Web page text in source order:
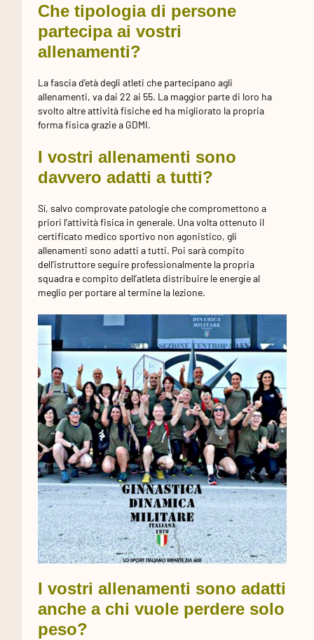
Che tipologia di persone
partecipa ai vostri
allenamenti?
La fascia d’età degli atleti che partecipano agli
allenamenti, va dai 22 ai 55. La maggior parte di loro ha
svolto altre attività fisiche ed ha migliorato la propria
forma fisica grazie a GDMI.
I vostri allenamenti sono
davvero adatti a tutti?
Sí, salvo comprovate patologie che compromettono a
priori l’attività fisica in generale. Una volta ottenuto il
certificato medico sportivo non agonistico, gli
allenamenti sono adatti a tutti. Poi sarà compito
dell’istruttore seguire professionalmente la propria
squadra e compito dell’atleta distribuire le energie al
meglio per portare al termine la lezione.
I vostri allenamenti sono adatti
anche a chi vuole perdere solo
peso?